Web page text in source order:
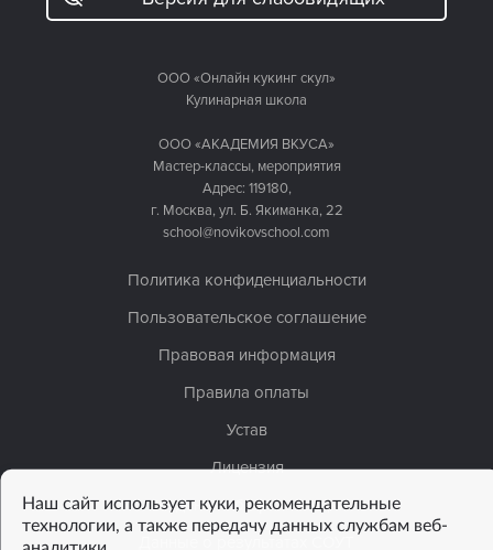
ООО «Онлайн кукинг скул»
Кулинарная школа
ООО «АКАДЕМИЯ ВКУСА»
Мастер-классы, мероприятия
Адрес: 119180,
г. Москва, ул. Б. Якиманка, 22
school@novikovschool.com
Политика конфиденциальности
Пользовательское соглашение
Правовая информация
Правила оплаты
Устав
Лицензия
Сведения об организации
Наш сайт использует куки, рекомендательные
технологии, а также передачу данных службам веб-